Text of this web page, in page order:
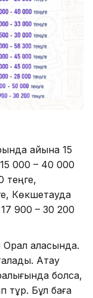
айына 15
000 – 40 000
теңге,
Көкшетауда
900 – 30 200
қаласында.
Ақтау
болса,
тұр. Бұл баға